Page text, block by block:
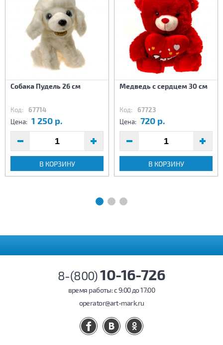
Собака Пудель 26 см
Код: 67714
Цена: 1 250 р.
В КОРЗИНУ
Медведь с сердцем 30 см
Код: 67723
Цена: 720 р.
В КОРЗИНУ
8-(800)10-16-726
время работы: c 9:00 до 17:00
operator@art-mark.ru